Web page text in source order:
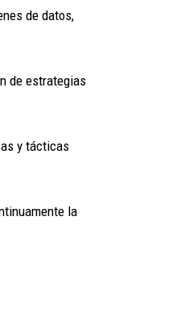
de datos,
de estrategias
y tácticas
la